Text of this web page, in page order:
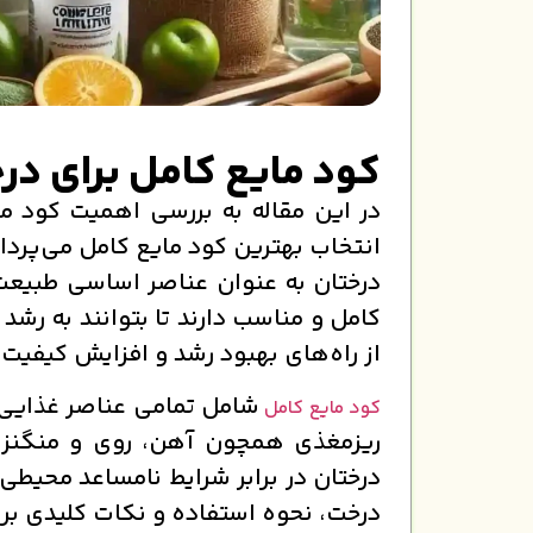
کود مایع کامل برای
در این مقاله به بررسی اهمیت کود
انتخاب بهترین کود مایع کامل
درختان به عنوان عناصر اساسی
کامل و مناسب دارند تا بتوانند به
از راه‌های بهبود رشد و افزایش
کود مایع کامل شامل تمامی عناصر غذایی
ریزمغذی همچون آهن، روی و
درختان در برابر شرایط نامساعد
درخت، نحوه استفاده و نکات کلیدی